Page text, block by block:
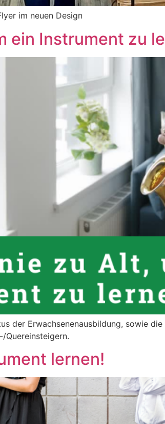
im neuen Design
ein Instrument zu
der Erwachsenenausbildung, sowie
Quereinsteigern.
lernen!